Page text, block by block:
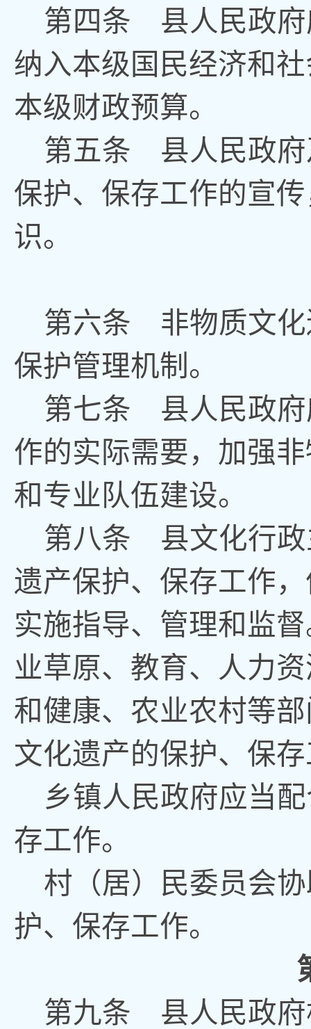
第四条 县人民政府
纳入本级国民经济和
本级财政预算。
第五条 县人 民政府
保护、保存工作的宣传
识。
第六条 非物质文化
保护管理机制 。
第七条 县人民政府
作的实际需要， 加强
和专业队伍建设。
第八条 县文化行政
遗产保护、保存工作，
实施指导、管理和监
业草原、 教育、人力
和健康、农业农村等
文化遗产的保护、保
乡镇人民政府应当
存工作。
村（居）民委员会
护、保存工作。
第九条 县人民政府